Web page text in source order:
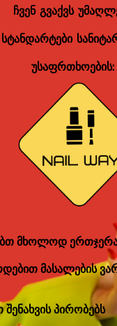
ჩვენ გვაქვს
სტანდარტები
უსაფრთხოების:
მხოლოდ
მასალების
შენახვის პირობებს